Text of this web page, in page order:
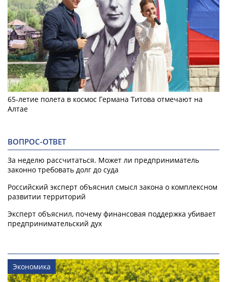
65-летие полета в космос Германа Титова отмечают на
Алтае
ВОПРОС-ОТВЕТ
За неделю рассчитаться. Может ли предприниматель
законно требовать долг до суда
Российский эксперт объяснил смысл закона о комплексном
развитии территорий
Эксперт объяснил, почему финансовая поддержка убивает
предпринимательский дух
Экономика